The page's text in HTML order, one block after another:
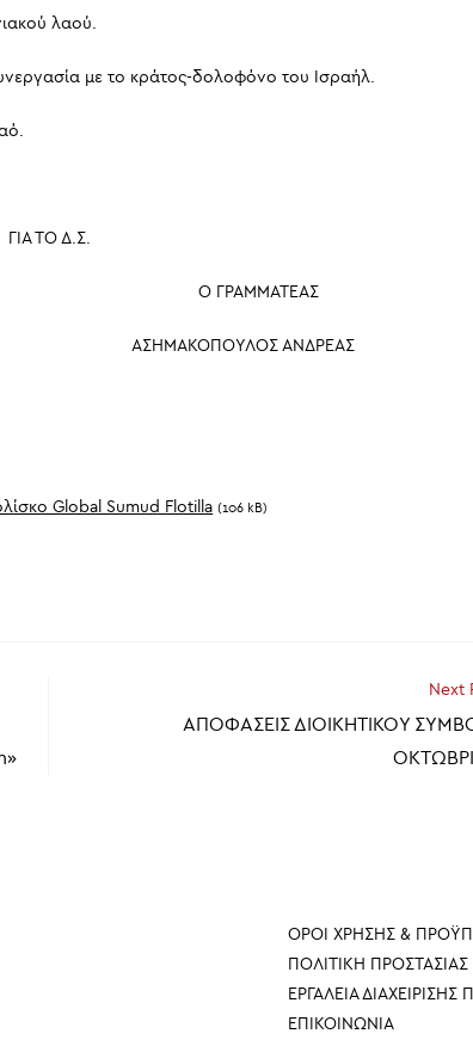
λαού.
με το κράτος-δολοφόνο του Ισραήλ.
ΓΙΑ ΤΟ Δ.Σ.
Ο ΓΡΑΜΜΑΤΕΑΣ
ΑΣΗΜΑΚΟΠΟΥΛΟΣ ΑΝΔΡΕΑΣ
Global Sumud Flotilla (106 kB)
Next
ΑΠΟΦΑΣΕΙΣ ΔΙΟΙΚΗΤΙΚΟΥ
ΟΡΟΙ ΧΡΗΣΗΣ &
ΠΟΛΙΤΙΚΗ
ΕΡΓΑΛΕΙΑ
ΕΠΙΚΟΙΝΩΝΙΑ